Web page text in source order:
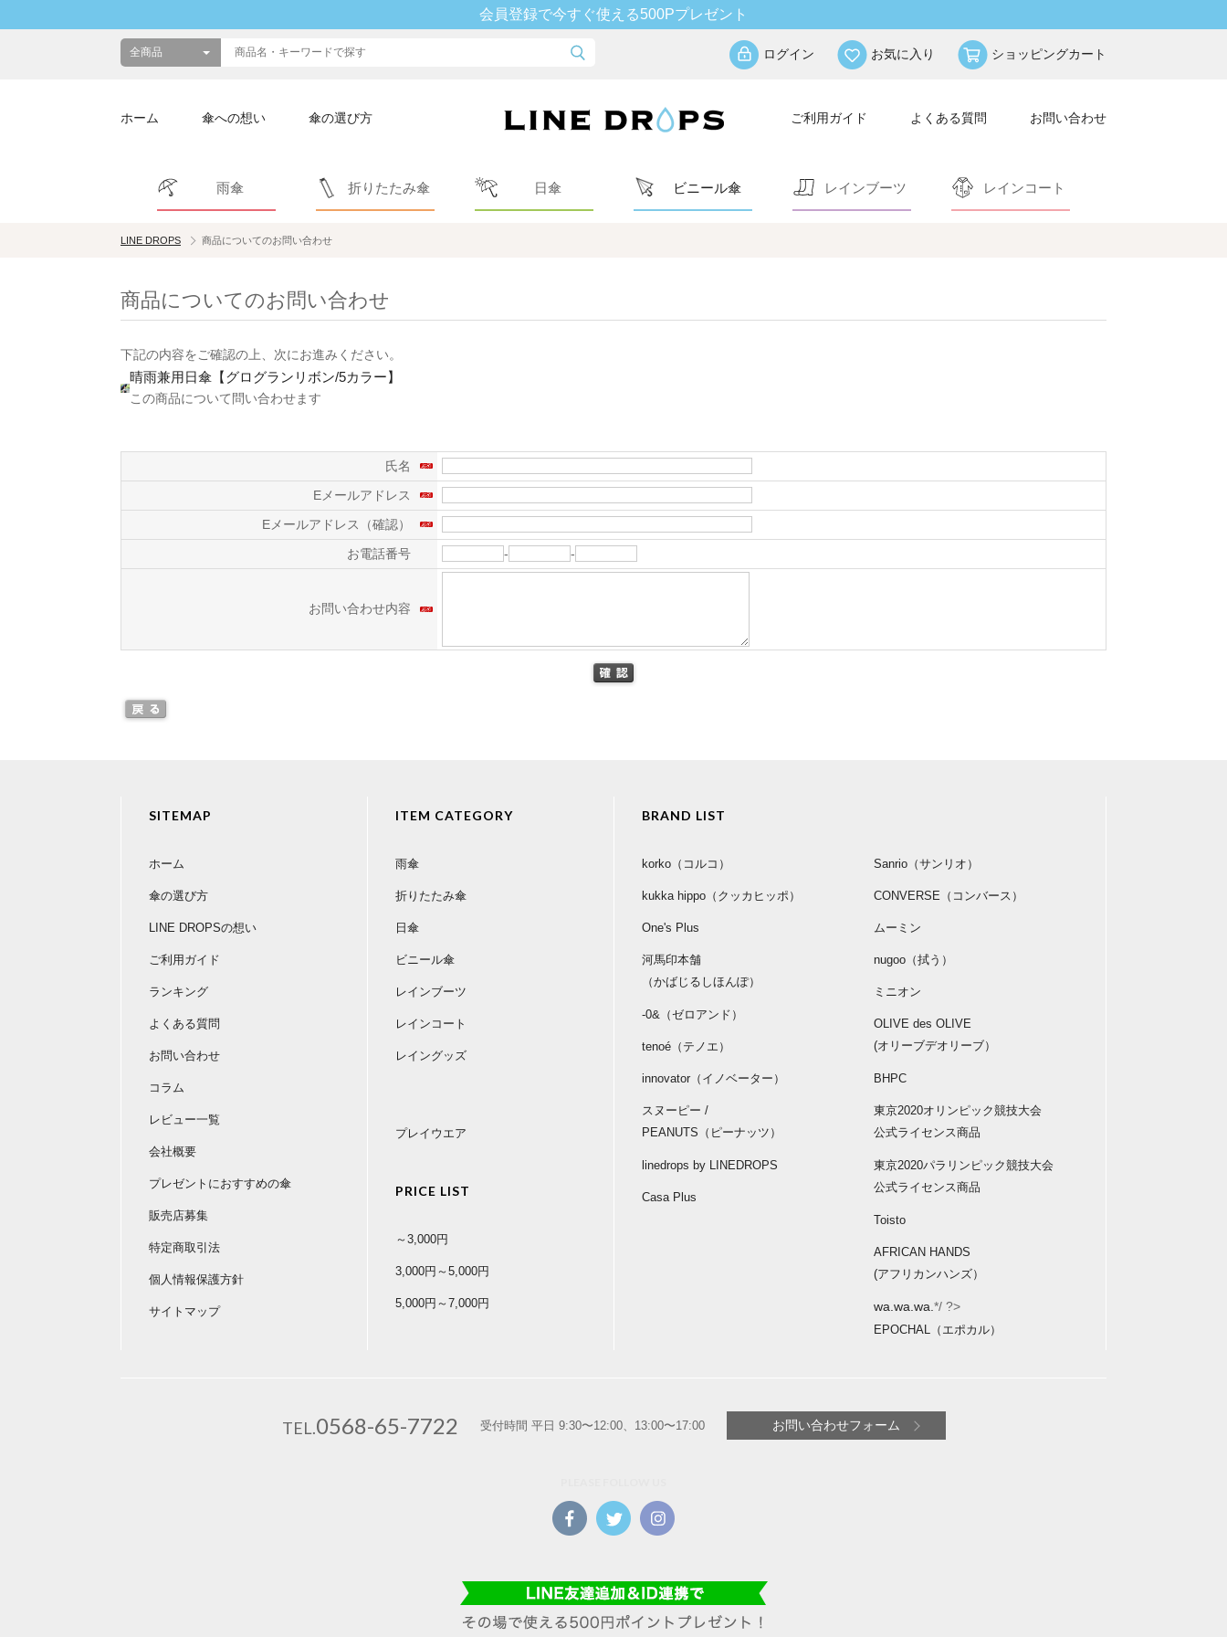
会員登録で今すぐ使える500Pプレゼント
ログイン お気に入り ショッピングカート
ホーム 傘への想い 傘の選び方 ご利用ガイド よくある質問 お問い合わせ
雨傘 折りたたみ傘 日傘 ビニール傘 レインブーツ レインコート
LINE DROPS 商品についてのお問い合わせ
商品についてのお問い合わせ
下記の内容をご確認の上、次にお進みください。
晴雨兼用日傘【グログランリボン/5カラー】
この商品について問い合わせます
氏名
Eメールアドレス
Eメールアドレス（確認）
お電話番号
- -
お問い合わせ内容
SITEMAP
ホーム
傘の選び方
LINE DROPSの想い
ご利用ガイド
ランキング
よくある質問
お問い合わせ
コラム
レビュー一覧
会社概要
プレゼントにおすすめの傘
販売店募集
特定商取引法
個人情報保護方針
サイトマップ
ITEM CATEGORY
雨傘
折りたたみ傘
日傘
ビニール傘
レインブーツ
レインコート
レイングッズ
プレイウエア
PRICE LIST
～3,000円
3,000円～5,000円
5,000円～7,000円
BRAND LIST
korko（コルコ）
kukka hippo（クッカヒッポ）
One's Plus
河馬印本舗
（かばじるしほんぽ）
-0&（ゼロアンド）
tenoé（テノエ）
innovator（イノベーター）
スヌーピー /
PEANUTS（ピーナッツ）
linedrops by LINEDROPS
Casa Plus
Sanrio（サンリオ）
CONVERSE（コンバース）
ムーミン
nugoo（拭う）
ミニオン
OLIVE des OLIVE
(オリーブデオリーブ）
BHPC
東京2020オリンピック競技大会
公式ライセンス商品
東京2020パラリンピック競技大会
公式ライセンス商品
Toisto
AFRICAN HANDS
(アフリカンハンズ）
wa.wa.wa. */ ?>
EPOCHAL（エポカル）
TEL.0568-65-7722 受付時間 平日 9:30〜12:00、13:00〜17:00 お問い合わせフォーム